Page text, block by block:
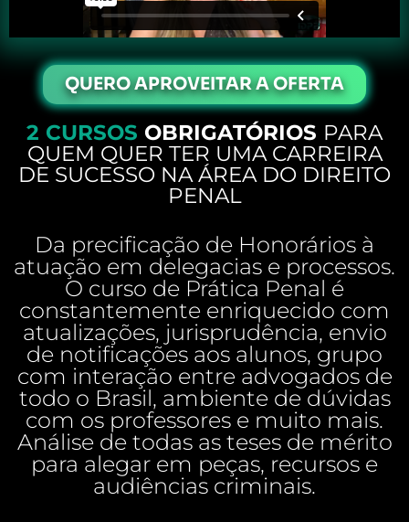
QUERO APROVEITAR A OFERTA
2 CURSOS OBRIGATÓRIOS PARA
QUEM QUER TER UMA CARREIRA
DE SUCESSO NA ÁREA DO DIREITO
PENAL
Da precificação de Honorários à
atuação em delegacias e processos.
O curso de Prática Penal é
constantemente enriquecido com
atualizações, jurisprudência, envio
de notificações aos alunos, grupo
com interação entre advogados de
todo o Brasil, ambiente de dúvidas
com os professores e muito mais.
Análise de todas as teses de mérito
para alegar em peças, recursos e
audiências criminais.